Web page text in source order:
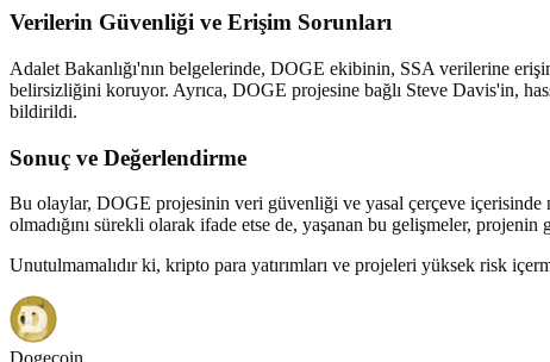
Verilerin Güvenliği ve Erişim Sorunları
Adalet Bakanlığı'nın belgelerinde, DOGE ekibinin, SSA verilerine
belirsizliğini koruyor. Ayrıca, DOGE projesine bağlı Steve Davis'in,
bildirildi.
Sonuç ve Değerlendirme
Bu olaylar, DOGE projesinin veri güvenliği ve yasal çerçeve içerisinde
olmadığını sürekli olarak ifade etse de, yaşanan bu gelişmeler, projenin
Unutulmamalıdır ki, kripto para yatırımları ve projeleri yüksek risk